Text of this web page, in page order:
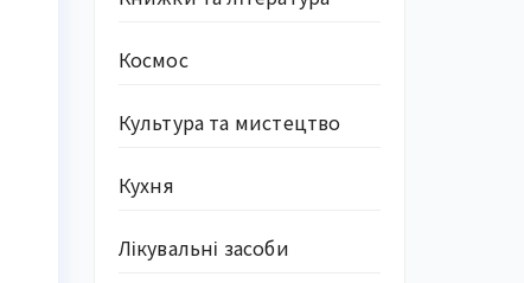
Космос
Культура та мистецтво
Кухня
Лікувальні засоби